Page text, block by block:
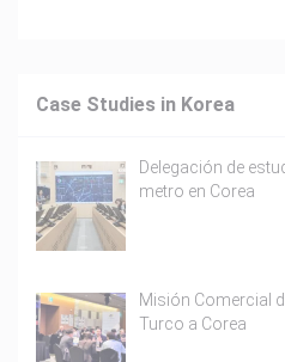
Case Studies in Korea
Delegación de
metro en Corea
Misión Comercial
Turco a Corea